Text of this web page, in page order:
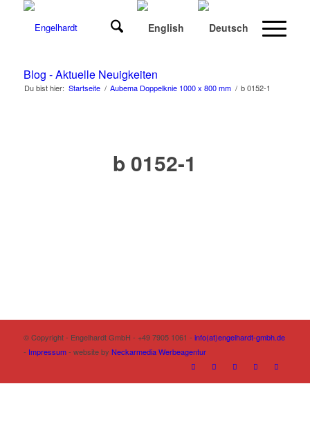
Blog - Aktuelle Neuigkeiten
Du bist hier: Startseite / Aubema Doppelknie 1000 x 800 mm / b 0152-1
b 0152-1
© Copyright - Engelhardt GmbH - +49 7905 1061 - info(at)engelhardt-gmbh.de
- Impressum- website by Neckarmedia Werbeagentur